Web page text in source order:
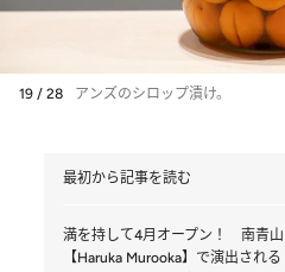
19 / 28 アンズのシロップ漬け。
最初から記事を読む
満を持して4月オープン！ 南青山
【Haruka Murooka】で演出される